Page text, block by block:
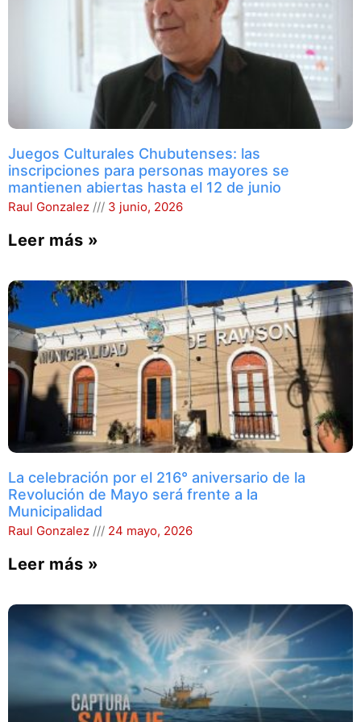
Juegos Culturales Chubutenses: las
inscripciones para personas mayores se
mantienen abiertas hasta el 12 de junio
Raul Gonzalez 3 junio, 2026
Leer más »
La celebración por el 216° aniversario de la
Revolución de Mayo será frente a la
Municipalidad
Raul Gonzalez 24 mayo, 2026
Leer más »